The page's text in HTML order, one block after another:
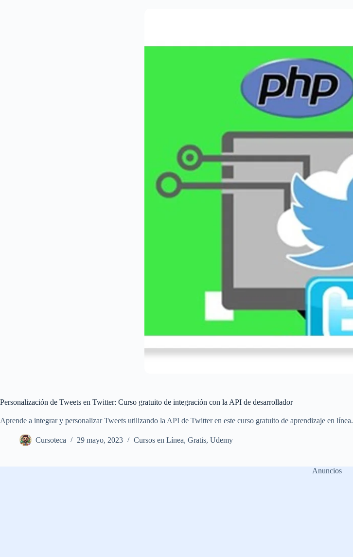
Personalización de Tweets en Twitter: Curso gratuito de integración con la API de desarrollador
Aprende a integrar y personalizar Tweets utilizando la API de Twitter en este curso gratuito de aprendizaje en línea.
Cursoteca 29 mayo, 2023 Cursos en Línea, Gratis, Udemy
Anuncios